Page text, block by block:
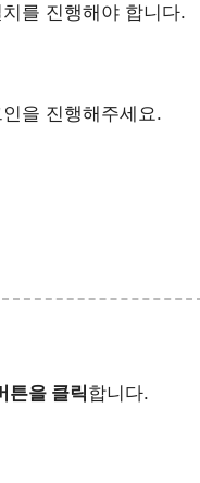
를 진행해야 합니다.
을 진행해주세요.
튼을 클릭합니다.